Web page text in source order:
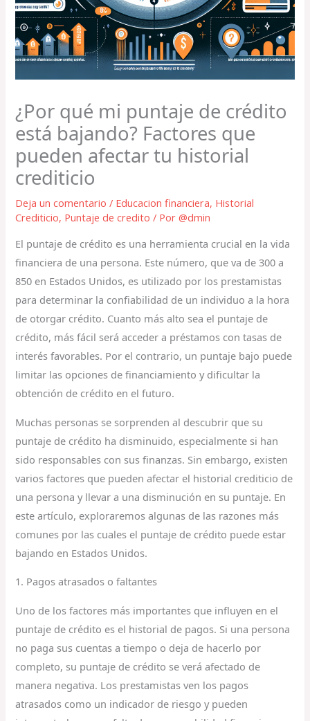
¿Por qué mi puntaje de crédito
está bajando? Factores que
pueden afectar tu historial
crediticio
Deja un comentario / Educacion financiera, Historial
Crediticio, Puntaje de credito / Por@dmin
El puntaje de crédito es una herramienta crucial en la vida
financiera de una persona. Este número, que va de 300 a
850 en Estados Unidos, es utilizado por los prestamistas
para determinar la confiabilidad de un individuo a la hora
de otorgar crédito. Cuanto más alto sea el puntaje de
crédito, más fácil será acceder a préstamos con tasas de
interés favorables. Por el contrario, un puntaje bajo puede
limitar las opciones de financiamiento y dificultar la
obtención de crédito en el futuro.
Muchas personas se sorprenden al descubrir que su
puntaje de crédito ha disminuido, especialmente si han
sido responsables con sus finanzas. Sin embargo, existen
varios factores que pueden afectar el historial crediticio de
una persona y llevar a una disminución en su puntaje. En
este artículo, exploraremos algunas de las razones más
comunes por las cuales el puntaje de crédito puede estar
bajando en Estados Unidos.
1. Pagos atrasados o faltantes
Uno de los factores más importantes que influyen en el
puntaje de crédito es el historial de pagos. Si una persona
no paga sus cuentas a tiempo o deja de hacerlo por
completo, su puntaje de crédito se verá afectado de
manera negativa. Los prestamistas ven los pagos
atrasados como un indicador de riesgo y pueden